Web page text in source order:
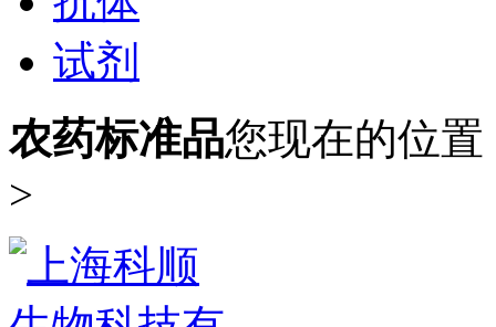
试剂
农药标准品您现在的位置
>